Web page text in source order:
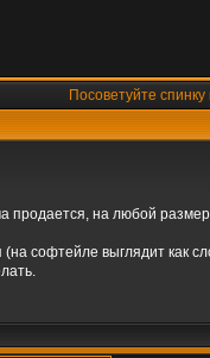
Посоветуйте
продается, на любой размер
софтейле выглядит как